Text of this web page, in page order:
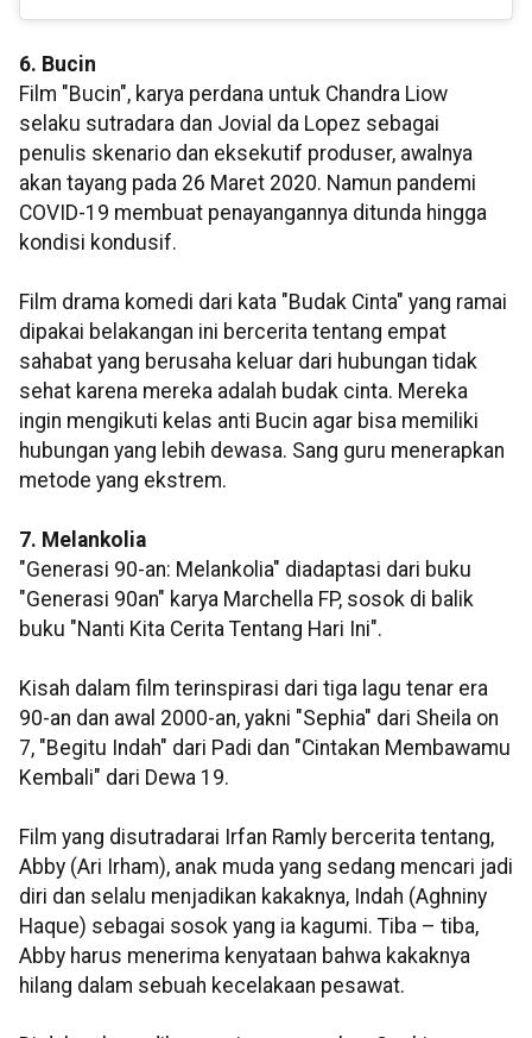
6. Bucin
Film "Bucin", karya perdana untuk Chandra Liow
selaku sutradara dan Jovial da Lopez sebagai
penulis skenario dan eksekutif produser, awalnya
akan tayang pada 26 Maret 2020. Namun pandemi
COVID-19 membuat penayangannya ditunda hingga
kondisi kondusif.
Film drama komedi dari kata "Budak Cinta" yang ramai
dipakai belakangan ini bercerita tentang empat
sahabat yang berusaha keluar dari hubungan tidak
sehat karena mereka adalah budak cinta. Mereka
ingin mengikuti kelas anti Bucin agar bisa memiliki
hubungan yang lebih dewasa. Sang guru menerapkan
metode yang ekstrem.
7. Melankolia
"Generasi 90-an: Melankolia" diadaptasi dari buku
"Generasi 90an" karya Marchella FP, sosok di balik
buku "Nanti Kita Cerita Tentang Hari Ini".
Kisah dalam film terinspirasi dari tiga lagu tenar era
90-an dan awal 2000-an, yakni "Sephia" dari Sheila on
7, "Begitu Indah" dari Padi dan "Cintakan Membawamu
Kembali" dari Dewa 19.
Film yang disutradarai Irfan Ramly bercerita tentang,
Abby (Ari Irham), anak muda yang sedang mencari jadi
diri dan selalu menjadikan kakaknya, Indah (Aghniny
Haque) sebagai sosok yang ia kagumi. Tiba – tiba,
Abby harus menerima kenyataan bahwa kakaknya
hilang dalam sebuah kecelakaan pesawat.